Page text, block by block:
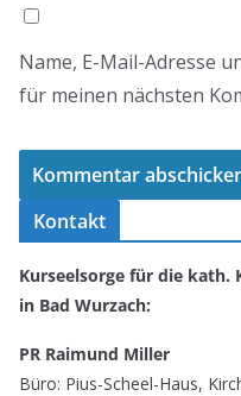
Name, E-Mail-Adresse
für meinen nächsten
Kontakt
Kurseelsorge für die kath.
in Bad Wurzach:
PR Raimund Miller
Büro: Pius-Scheel-Haus,